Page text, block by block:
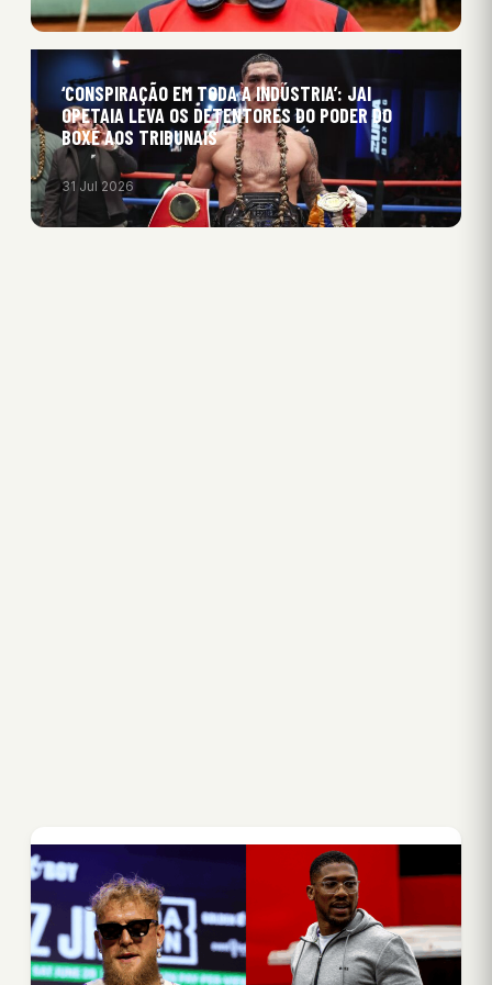
‘CONSPIRAÇÃO EM TODA A INDÚSTRIA’: JAI
OPETAIA LEVA OS DETENTORES DO PODER DO
BOXE AOS TRIBUNAIS
31 Jul 2026